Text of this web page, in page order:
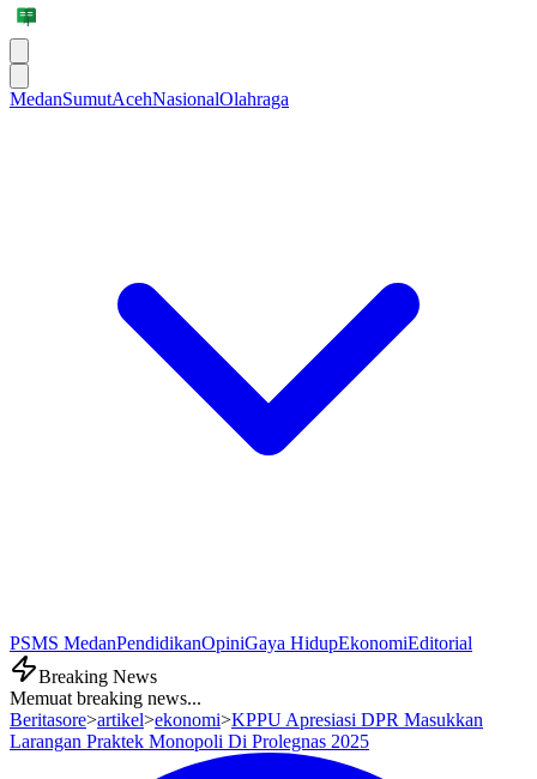
MedanSumutAcehNasionalOlahraga
PSMS MedanPendidikanOpiniGaya HidupEkonomiEditorial
Breaking News
Memuat breaking news...
Beritasore>artikel>ekonomi>KPPU Apresiasi DPR Masukkan
Larangan Praktek Monopoli Di Prolegnas 2025